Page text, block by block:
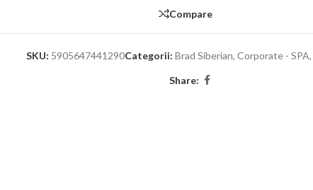
Compare
SKU: 5905647441290Categorii: Brad Siberian, Corporate - SPA,
Share: